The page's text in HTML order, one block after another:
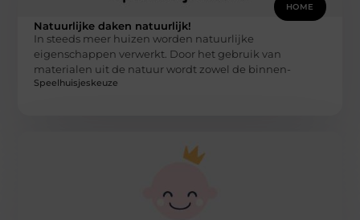
HOME
Natuurlijke daken natuurlijk!
In steeds meer huizen worden natuurlijke
eigenschappen verwerkt. Door het gebruik van
materialen uit de natuur wordt zowel de binnen-
Speelhuisjeskeuze